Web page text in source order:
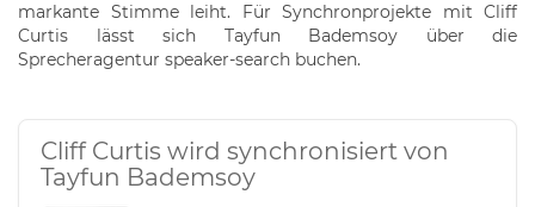
markante Stimme leiht. Für Synchronprojekte mit Cliff
Curtis lässt sich Tayfun Bademsoy über die
Sprecheragentur speaker-search buchen.
Cliff Curtis wird synchronisiert von
Tayfun Bademsoy